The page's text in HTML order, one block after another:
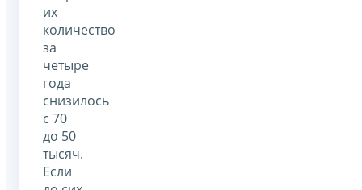
их
количество
за
четыре
года
снизилось
с 70
до 50
тысяч.
Если